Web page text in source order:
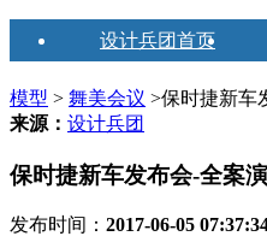
设计兵团首页
模型 > 舞美会议 >保时捷新车
来源： 设计兵团
保时捷新车发布会-全案
发布时间： 2017-06-05